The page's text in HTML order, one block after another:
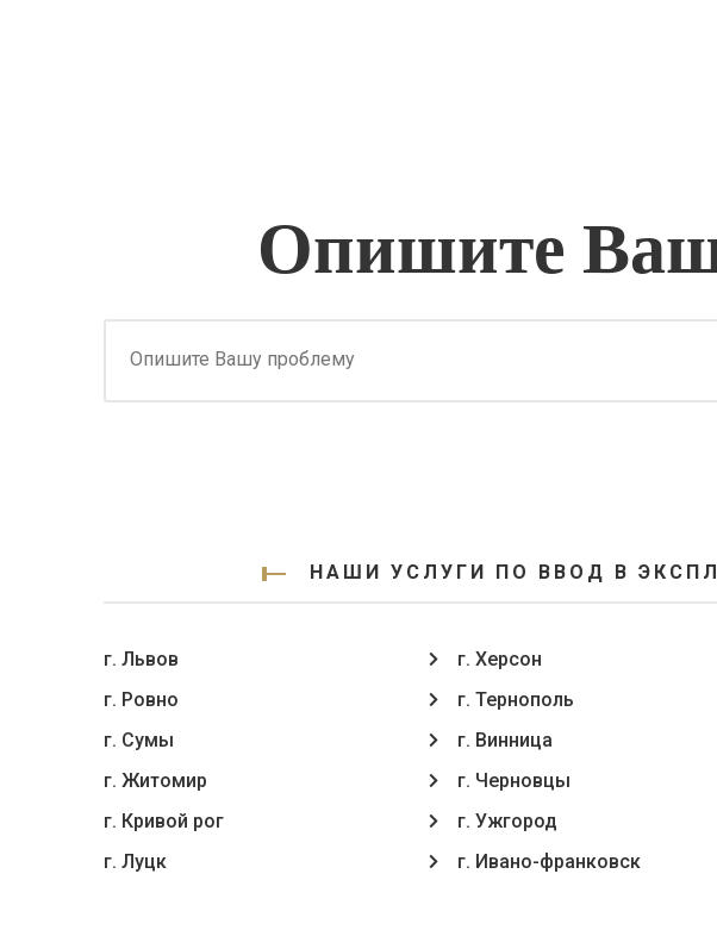
Опишите
НАШИ УСЛУГИ ПО ВВОД В
г. Львов
г. Ровно
г. Сумы
г. Житомир
г. Кривой рог
г. Луцк
г. Херсон
г. Тернополь
г. Винница
г. Чернoвцы
г. Ужгород
г. Ивано-франковск